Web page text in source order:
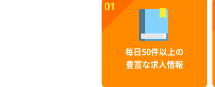
01
毎日50件以上の
豊富な求人情報